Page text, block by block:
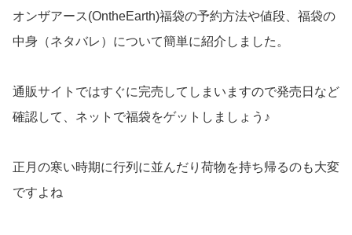
オンザアース(OntheEarth)福袋の予約方法や値段、福袋の
中身（ネタバレ）について簡単に紹介しました。
通販サイトではすぐに完売してしまいますので発売日など
確認して、ネットで福袋をゲットしましょう♪
正月の寒い時期に行列に並んだり荷物を持ち帰るのも大変
ですよね